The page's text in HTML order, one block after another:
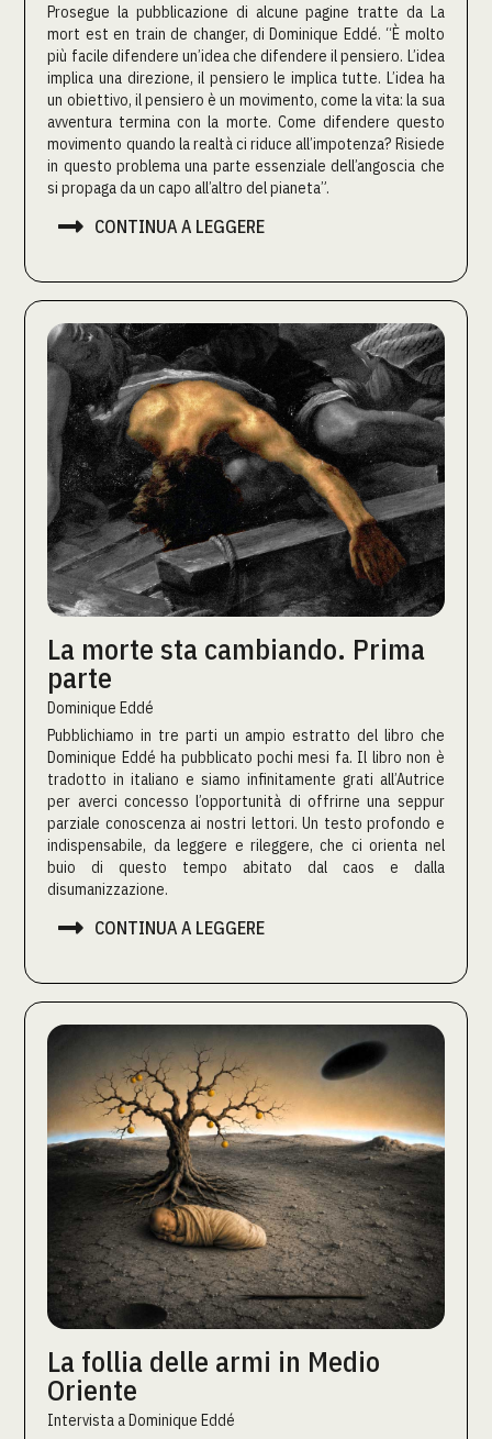
Prosegue la pubblicazione di alcune pagine tratte da La
mort est en train de changer, di Dominique Eddé. “È molto
più facile difendere un’idea che difendere il pensiero. L’idea
implica una direzione, il pensiero le implica tutte. L’idea ha
un obiettivo, il pensiero è un movimento, come la vita: la sua
avventura termina con la morte. Come difendere questo
movimento quando la realtà ci riduce all’impotenza? Risiede
in questo problema una parte essenziale dell’angoscia che
si propaga da un capo all’altro del pianeta”.
 CONTINUA A LEGGERE
La morte sta cambiando. Prima
parte
Dominique Eddé
Pubblichiamo in tre parti un ampio estratto del libro che
Dominique Eddé ha pubblicato pochi mesi fa. Il libro non è
tradotto in italiano e siamo infinitamente grati all’Autrice
per averci concesso l’opportunità di offrirne una seppur
parziale conoscenza ai nostri lettori. Un testo profondo e
indispensabile, da leggere e rileggere, che ci orienta nel
buio di questo tempo abitato dal caos e dalla
disumanizzazione.
 CONTINUA A LEGGERE
La follia delle armi in Medio
Oriente
Intervista a Dominique Eddé